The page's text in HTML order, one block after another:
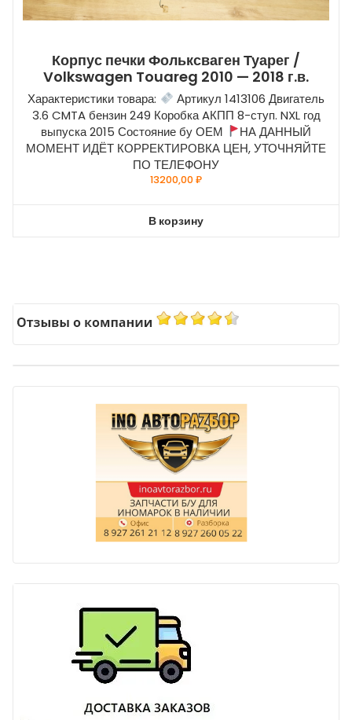
Корпус печки Фольксваген Туарег /
Volkswagen Touareg 2010 — 2018 г.в.
Характеристики товара:
Артикул 1413106 Двигатель
3.6 CMTA бензин 249 Коробка AКПП 8-ступ. NXL год
выпуска 2015 Состояние бу ОЕМ
НА ДАННЫЙ
МОМЕНТ ИДЁТ КОРРЕКТИРОВКА ЦЕН, УТОЧНЯЙТЕ
ПО ТЕЛЕФОНУ
13200,00₽
В корзину